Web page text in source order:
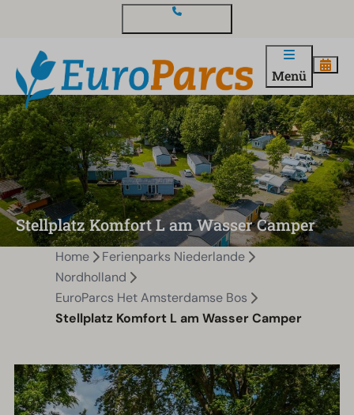
Menü
Stellplatz Komfort L am Wasser Camper
Home
Ferienparks Niederlande
Nordholland
EuroParcs Het Amsterdamse Bos
Stellplatz Komfort L am Wasser Camper